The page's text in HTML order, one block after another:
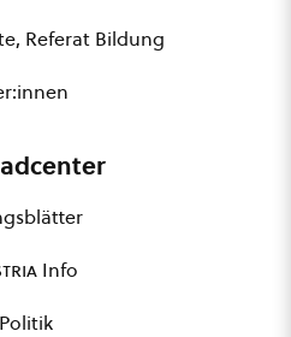
Referat Bildung
Info